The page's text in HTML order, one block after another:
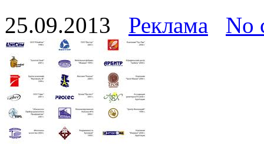
25.09.2013 Реклама No